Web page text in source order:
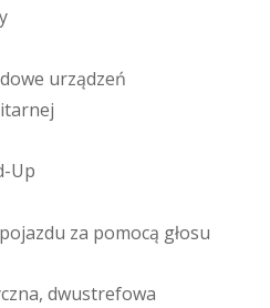
y
dowe urządzeń
itarnej
-Up
pojazdu za pomocą głosu
czna, dwustrefowa